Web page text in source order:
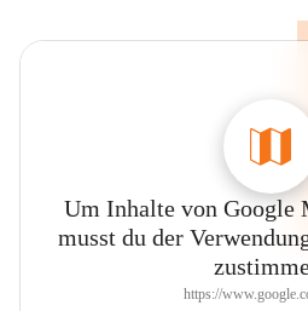
Um Inhalte von Google
musst du der
https://